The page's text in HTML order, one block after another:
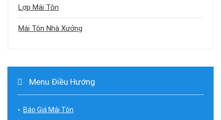
Lợp Mái Tôn
Mái Tôn Nhà Xưởng
Menu Điều Hướng
Báo Giá Mái Tôn